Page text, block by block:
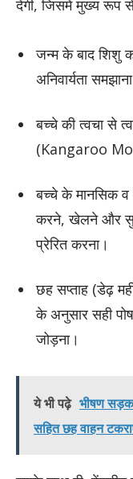
देंगी, जिसमें मुख्य रूप
जन्म के बाद शिशु
अनिवार्यता
बच्चे की त्वचा से
(Kangaroo
बच्चे के मानसिक व
करने, खेलने और
प्रेरित करना।
छह सप्ताह (डेढ़
के अनुसार सही
जोड़ना।
ये भी पढ़े भीषण सड़क
सहित छह वाहन